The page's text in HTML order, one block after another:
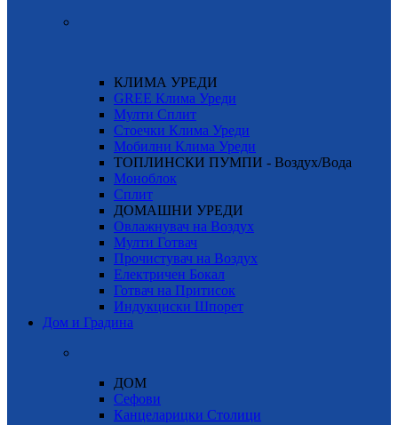
КЛИМА УРЕДИ
GREE Клима Уреди
Мулти Сплит
Стоечки Клима Уреди
Мобилни Клима Уреди
ТОПЛИНСКИ ПУМПИ - Воздух/Вода
Моноблок
Сплит
ДОМАШНИ УРЕДИ
Овлажнувач на Воздух
Мулти Готвач
Прочистувач на Воздух
Електричен Бокал
Готвач на Притисок
Индукциски Шпорет
Дом и Градина
ДОМ
Сефови
Канцеларицки Столици